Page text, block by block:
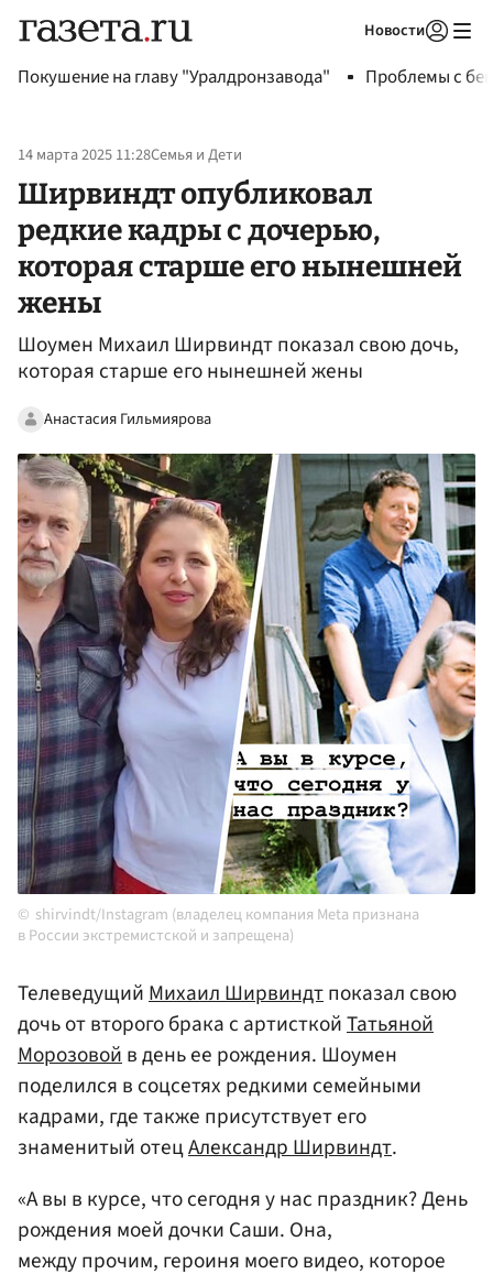
Новости
Покушение на главу "Уралдронзавода" Проблемы с
14 марта 2025 11:28Семья и Дети
Ширвиндт опубликовал
редкие кадры с дочерью,
которая старше его нынешней
жены
Шоумен Михаил Ширвиндт показал свою дочь,
которая старше его нынешней жены
Анастасия Гильмиярова
shirvindt/Instagram (владелец компания Meta признана
в России экстремистской и запрещена)
ТелеведущийМихаил Ширвиндтпоказал свою
дочь от второго брака с артисткойТатьяной
Морозовойв день ее рождения. Шоумен
поделился в соцсетях редкими семейными
кадрами, где также присутствует его
знаменитый отецАлександр Ширвиндт.
«А вы в курсе, что сегодня у нас праздник? День
рождения моей дочки Саши. Она,
между прочим, героиня моего видео, которое